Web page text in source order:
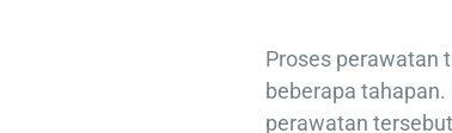
Proses perawatan
beberapa
perawatan